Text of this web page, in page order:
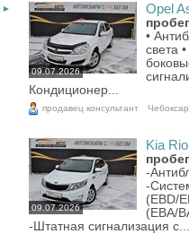
09.07.2026
Opel
•
света
Кондиционер...
продавец консультант
09.07.2026
Kia
-
-
(EBD/
(EBA/
-Штатная сигнализация с...